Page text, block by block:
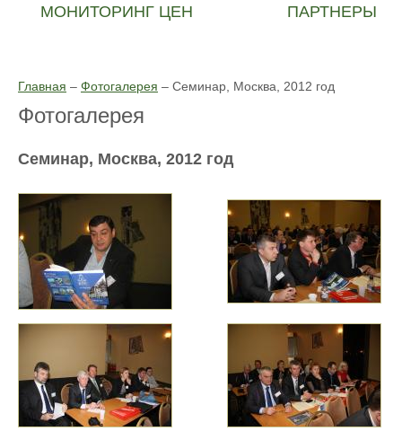
МОНИТОРИНГ ЦЕН ПАРТНЕРЫ
Главная – Фотогалерея – Семинар, Москва, 2012 год
Фотогалерея
Семинар, Москва, 2012 год